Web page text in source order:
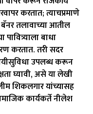
करतात; त्याचप्रमाणे
तलावाच्या आतील
बाधा
करतात. तरी सदर
उपलब्ध करून
घ्यावी, असे या लेखी
शिकलगार यांच्यासह
कार्यकर्ते नीलेश